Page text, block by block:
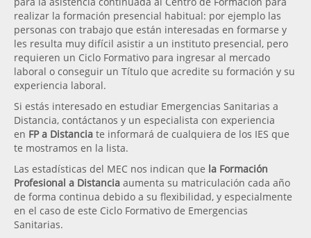
realizar la formación presencial habitual: por ejemplo las
personas con trabajo que están interesadas en formarse y
les resulta muy difícil asistir a un instituto presencial, pero
requieren un Ciclo Formativo para ingresar al mercado
laboral o conseguir un Título que acredite su formación y su
experiencia laboral.
Si estás interesado en estudiar Emergencias Sanitarias a
Distancia, contáctanos y un especialista con experiencia
en FP a Distancia te informará de cualquiera de los IES que
te mostramos en la lista.
Las estadísticas del MEC nos indican que la Formación
Profesional a Distancia aumenta su matriculación cada año
de forma continua debido a su flexibilidad, y especialmente
en el caso de este Ciclo Formativo de Emergencias
Sanitarias.